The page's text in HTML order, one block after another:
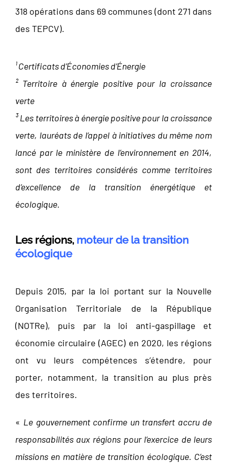
318 opérations dans 69 communes (dont 271 dans
des TEPCV).
¹ Certificats d’Économies d’Énergie
² Territoire à énergie positive pour la croissance
verte
³ Les territoires à énergie positive pour la croissance
verte, lauréats de l’appel à initiatives du même nom
lancé par le ministère de l’environnement en 2014,
sont des territoires considérés comme territoires
d’excellence de la transition énergétique et
écologique.
Les régions,moteur de la transition
écologique
Depuis 2015, par la loi portant sur la Nouvelle
Organisation Territoriale de la République
(NOTRe), puis par la loi anti-gaspillage et
économie circulaire (AGEC) en 2020, les régions
ont vu leurs compétences s’étendre, pour
porter, notamment, la transition au plus près
des territoires.
« Le gouvernement confirme un transfert accru de
responsabilités aux régions pour l’exercice de leurs
missions en matière de transition écologique. C’est